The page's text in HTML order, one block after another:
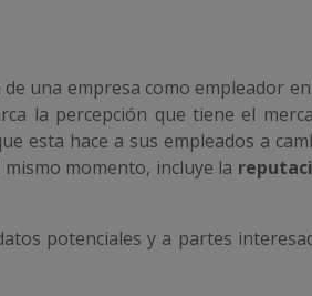
una empresa como empleador
la percepción que tiene el
esta hace a sus empleados a
mismo momento, incluye la
potenciales y a partes